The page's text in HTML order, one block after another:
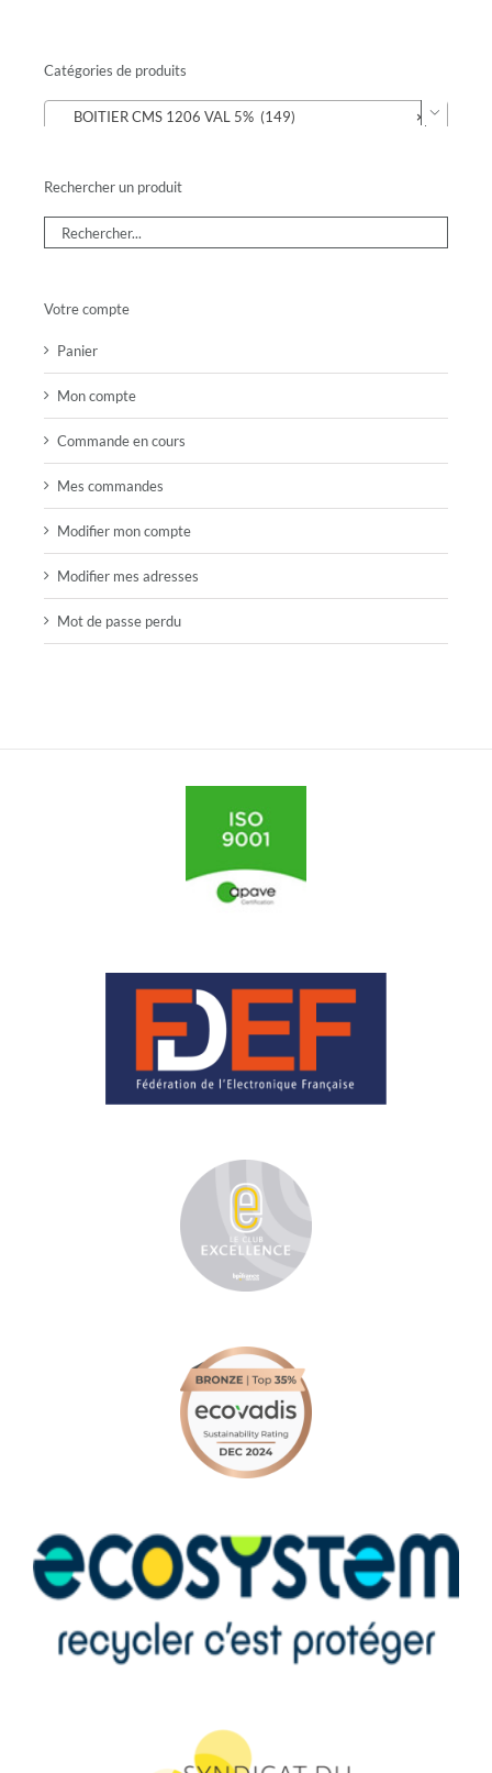
Catégories de produits
×
BOITIER CMS 1206 VAL 5% (149) 
Rechercher un produit
Votre compte
Panier
Mon compte
Commande en cours
Mes commandes
Modifier mon compte
Modifier mes adresses
Mot de passe perdu